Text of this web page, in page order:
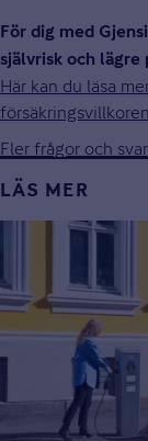
För dig med
självrisk och lägre
Här kan du läsa
Fler frågor och svar
LÄS MER